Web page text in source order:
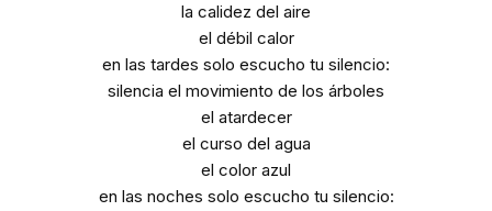
la calidez del aire
el débil calor
en las tardes solo escucho tu silencio:
silencia el movimiento de los árboles
el atardecer
el curso del agua
el color azul
en las noches solo escucho tu silencio: